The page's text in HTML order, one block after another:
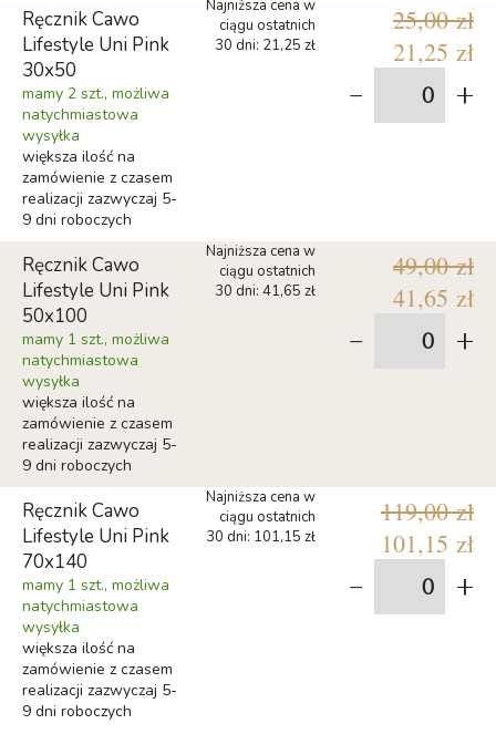
Ręcznik Cawo
Lifestyle Uni Pink
30x50
mamy 2 szt., możliwa
natychmiastowa
wysyłka
większa ilość na
zamówienie z czasem
realizacji zazwyczaj 5-
9 dni roboczych
25,00 zł
21,25 zł
Najniższa cena w
ciągu ostatnich
30 dni: 21,25 zł
- +
Ręcznik Cawo
Lifestyle Uni Pink
50x100
mamy 1 szt., możliwa
natychmiastowa
wysyłka
większa ilość na
zamówienie z czasem
realizacji zazwyczaj 5-
9 dni roboczych
49,00 zł
41,65 zł
Najniższa cena w
ciągu ostatnich
30 dni: 41,65 zł
- +
Ręcznik Cawo
Lifestyle Uni Pink
70x140
mamy 1 szt., możliwa
natychmiastowa
wysyłka
większa ilość na
zamówienie z czasem
realizacji zazwyczaj 5-
9 dni roboczych
119,00 zł
101,15 zł
Najniższa cena w
ciągu ostatnich
30 dni: 101,15 zł
- +